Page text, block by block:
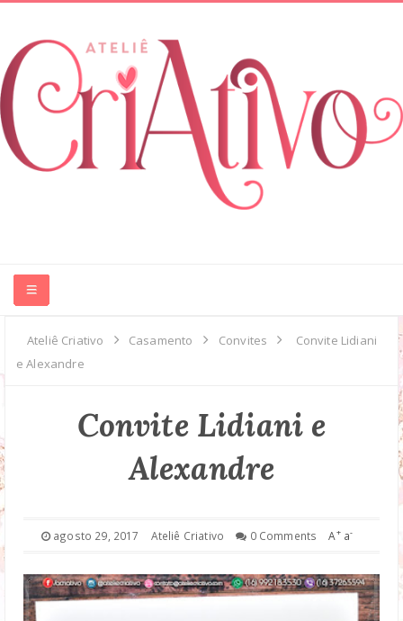
HOME
DROP DOWN
FASHION
DOWNLOAD
Ateliê Criativo Casamento Convites
Convite Lidiani
e Alexandre
Convite Lidiani e
Alexandre
agosto 29, 2017 Ateliê Criativo 0 Comments A+ a-